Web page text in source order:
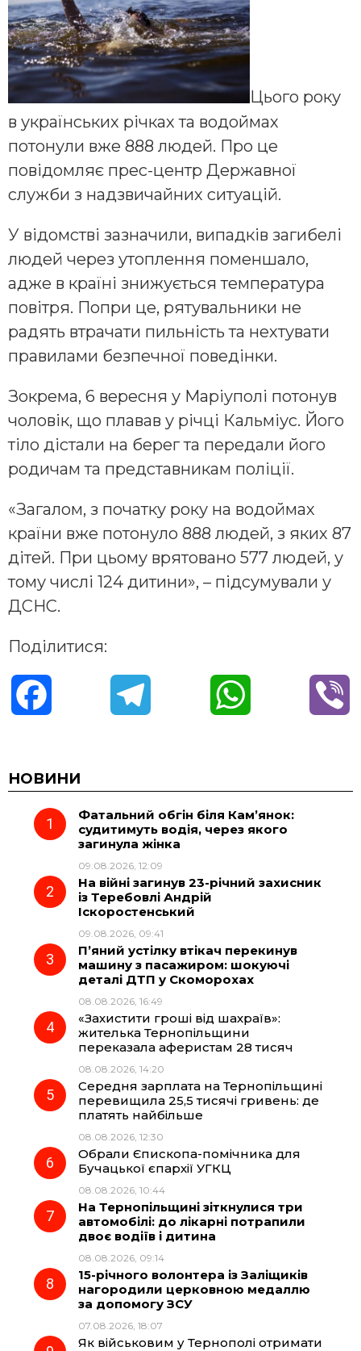
Цього року
в українських річках та водоймах
потонули вже 888 людей. Про це
повідомляє прес-центр Державної
служби з надзвичайних ситуацій.
У відомстві зазначили, випадків загибелі
людей через утоплення поменшало,
адже в країні знижується температура
повітря. Попри це, рятувальники не
радять втрачати пильність та нехтувати
правилами безпечної поведінки.
Зокрема, 6 вересня у Маріуполі потонув
чоловік, що плавав у річці Кальміус. Його
тіло дістали на берег та передали його
родичам та представникам поліції.
«Загалом, з початку року на водоймах
країни вже потонуло 888 людей, з яких 87
дітей. При цьому врятовано 577 людей, у
тому числі 124 дитини», – підсумували у
ДСНС.
Поділитися:
c
e
o
k
e
r
a
m
t
p
НОВИНИ
Фатальний обгін біля Кам’янок:
судитимуть водія, через якого
загинула жінка
09.08.2026, 12:09
На війні загинув 23-річний захисник
із Теребовлі Андрій
Іскоростенський
09.08.2026, 09:41
П’яний устілку втікач перекинув
машину з пасажиром: шокуючі
деталі ДТП у Скоморохах
08.08.2026, 16:49
«Захистити гроші від шахраїв»:
жителька Тернопільщини
переказала аферистам 28 тисяч
08.08.2026, 14:20
Середня зарплата на Тернопільщині
перевищила 25,5 тисячі гривень: де
платять найбільше
08.08.2026, 12:30
Обрали Єпископа-помічника для
Бучацької єпархії УГКЦ
08.08.2026, 10:44
На Тернопільщині зіткнулися три
автомобілі: до лікарні потрапили
двоє водіїв і дитина
08.08.2026, 09:14
15-річного волонтера із Заліщиків
нагородили церковною медаллю
за допомогу ЗСУ
07.08.2026, 18:07
Як військовим у Тернополі отримати